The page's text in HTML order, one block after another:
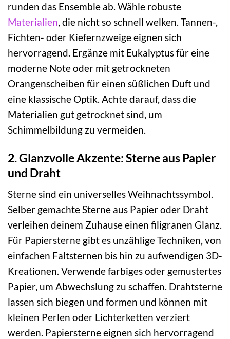
runden das Ensemble ab. Wähle robuste
Materialien, die nicht so schnell welken. Tannen-,
Fichten- oder Kiefernzweige eignen sich
hervorragend. Ergänze mit Eukalyptus für eine
moderne Note oder mit getrockneten
Orangenscheiben für einen süßlichen Duft und
eine klassische Optik. Achte darauf, dass die
Materialien gut getrocknet sind, um
Schimmelbildung zu vermeiden.
2. Glanzvolle Akzente: Sterne aus Papier
und Draht
Sterne sind ein universelles Weihnachtssymbol.
Selber gemachte Sterne aus Papier oder Draht
verleihen deinem Zuhause einen filigranen Glanz.
Für Papiersterne gibt es unzählige Techniken, von
einfachen Faltsternen bis hin zu aufwendigen 3D-
Kreationen. Verwende farbiges oder gemustertes
Papier, um Abwechslung zu schaffen. Drahtsterne
lassen sich biegen und formen und können mit
kleinen Perlen oder Lichterketten verziert
werden. Papiersterne eignen sich hervorragend